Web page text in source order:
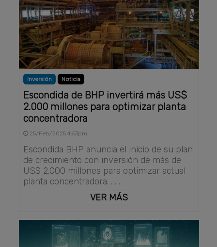
Inversión Noticia
Escondida de BHP invertirá más US$
2.000 millones para optimizar planta
concentradora
25/Feb/2025 4:53pm
Escondida BHP anuncia el inicio de su plan
de crecimiento con inversión de más de
US$ 2.000 millones para optimizar actual
planta concentradora. . . .
VER MÁS